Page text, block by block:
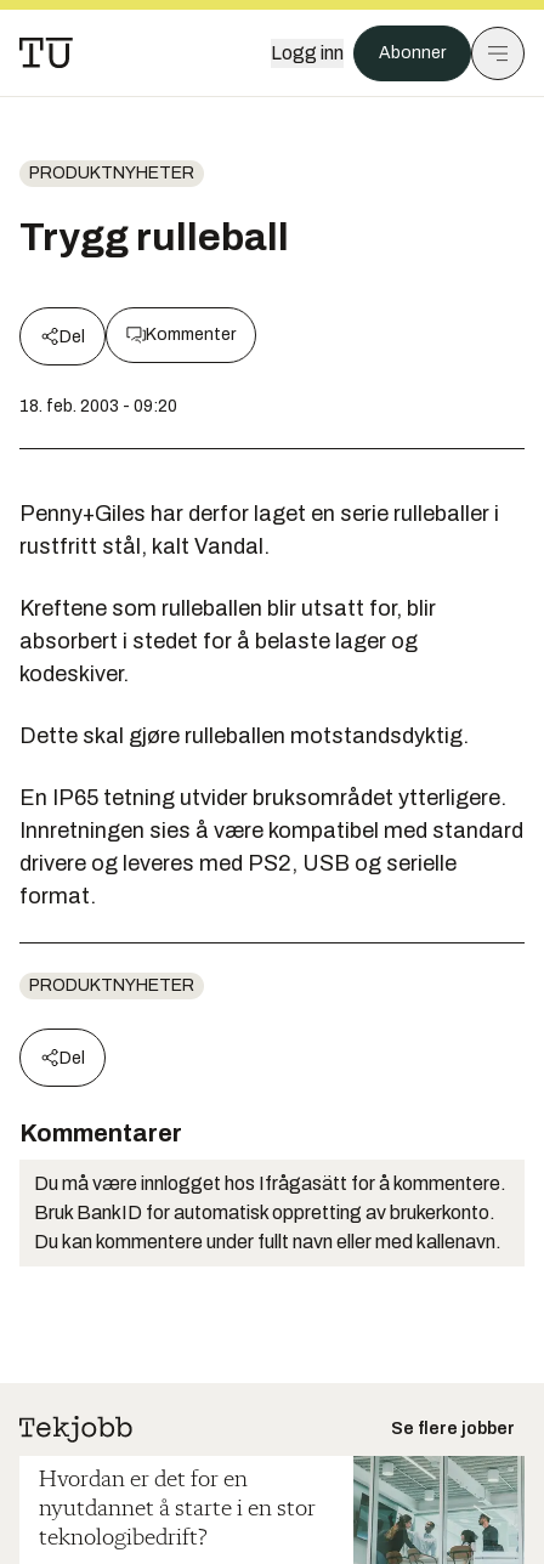
Logg inn Abonner
PRODUKTNYHETER
Trygg rulleball
Del Kommenter
18. feb. 2003 - 09:20
Penny+Giles har derfor laget en serie rulleballer i
rustfritt stål, kalt Vandal.
Kreftene som rulleballen blir utsatt for, blir
absorbert i stedet for å belaste lager og
kodeskiver.
Dette skal gjøre rulleballen motstandsdyktig.
En IP65 tetning utvider bruksområdet ytterligere.
Innretningen sies å være kompatibel med standard
drivere og leveres med PS2, USB og serielle
format.
PRODUKTNYHETER
Del
Kommentarer
Du må være innlogget hos Ifrågasätt for å kommentere.
Bruk BankID for automatisk oppretting av brukerkonto.
Du kan kommentere under fullt navn eller med kallenavn.
Se flere jobber
Hvordan er det for en
nyutdannet å starte i en stor
teknologibedrift?